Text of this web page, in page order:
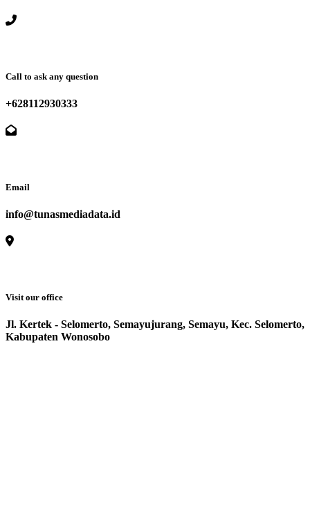
Call to ask any question
+628112930333
Email
info@tunasmediadata.id
Visit our office
Jl. Kertek - Selomerto, Semayujurang, Semayu, Kec. Selomerto,
Kabupaten Wonosobo